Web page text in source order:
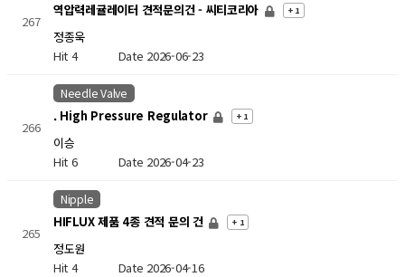
267
역압력레귤레이터 견적문의건 - 씨티코리아 + 1
정종욱
Hit 4 Date 2026-06-23
266
Needle Valve
. High Pressure Regulator + 1
이승
Hit 6 Date 2026-04-23
265
Nipple
HIFLUX 제품 4종 견적 문의 건 + 1
정도원
Hit 4 Date 2026-04-16